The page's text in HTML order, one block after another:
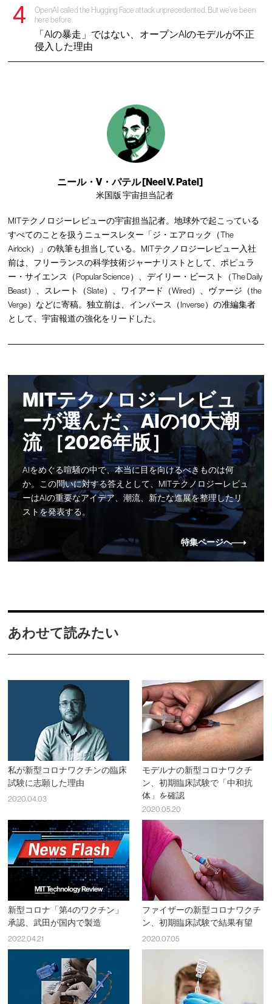
OpenAI called the Hugging Face attack unprecedented. But we’ve been
here before.
「AIの暴走」ではない、オープンAIのモデルが不正
侵入した理由
ニール・V・パテル [Neel V. Patel]
米国版 宇宙担当記者
MITテクノロジーレビューの宇宙担当記者。地球外で起こっている
すべてのことを扱うニュースレター「ジ・エアロック（The
Airlock）」の執筆も担当している。MITテクノロジーレビュー入社
前は、フリーランスの科学技術ジャーナリストとして、ポピュラ
ー・サイエンス（Popular Science）、デイリー・ビースト（The Daily
Beast）、スレート（Slate）、ワイアード（Wired）、ヴァージ（the
Verge）などに寄稿。独立前は、インバース（Inverse）の准編集者
として、宇宙報道の強化をリードした。
MITテクノロジーレビュ
ーが選んだ、AIの10大潮
流 ［2026年版］
AIをめぐる喧騒の中で、本当に目を向けるべきものは何
か。この問いに対する答えとして、MITテクノロジーレビュ
ーはAIの重要なアイデア、潮流、新たな進展を整理したリ
ストを発表する。
特集ページへ
あわせて読みたい
私が新型コロナワクチンの臨床
試験に志願した理由
2020.04.03
モデルナの新型コロナワクチ
ン、初期臨床試験で「中和抗
体」を確認
2020.05.20
新型コロナ「第4のワクチン」
承認、武田が国内で製造
2022.04.21
ファイザーの新型コロナワクチ
ン、初期臨床試験で結果有望
2020.07.05